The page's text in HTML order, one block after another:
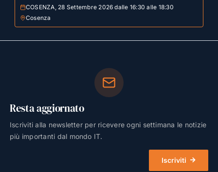
COSENZA, 28 Settembre 2026 dalle 16:30 alle 18:30
Cosenza
Resta aggiornato
Iscriviti alla newsletter per ricevere ogni settimana le notizie
più importanti dal mondo IT.
Iscriviti